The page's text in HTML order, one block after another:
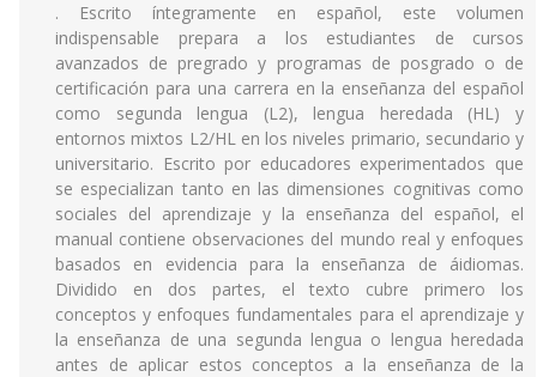
. Escrito íntegramente en español, este volumen
indispensable prepara a los estudiantes de cursos
avanzados de pregrado y programas de posgrado o de
certificación para una carrera en la enseñanza del español
como segunda lengua (L2), lengua heredada (HL) y
entornos mixtos L2/HL en los niveles primario, secundario y
universitario. Escrito por educadores experimentados que
se especializan tanto en las dimensiones cognitivas como
sociales del aprendizaje y la enseñanza del español, el
manual contiene observaciones del mundo real y enfoques
basados en evidencia para la enseñanza de áidiomas.
Dividido en dos partes, el texto cubre primero los
conceptos y enfoques fundamentales para el aprendizaje y
la enseñanza de una segunda lengua o lengua heredada
antes de aplicar estos conceptos a la enseñanza de la